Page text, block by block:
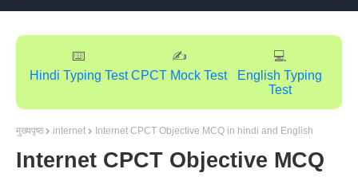
⌨️
Hindi Typing Test
✍️
CPCT Mock Test
💻
English Typing
Test
मुख्यपृष्ठ internet Internet CPCT Objective MCQ in hindi and English
Internet CPCT Objective MCQ